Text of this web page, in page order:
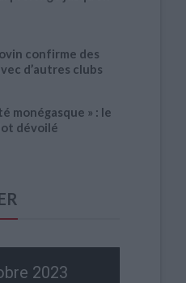
confirme des
d’autres clubs
monégasque » : le
dévoilé
2023